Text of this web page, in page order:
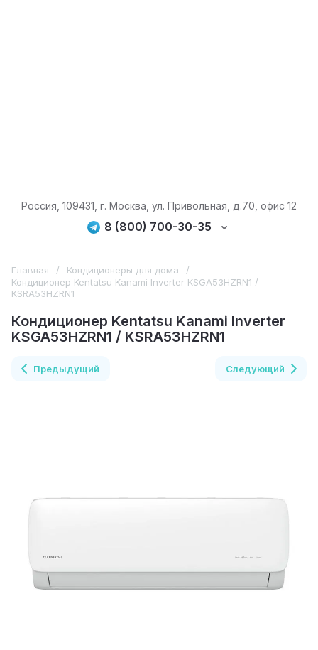
Россия, 109431, г. Москва, ул. Привольная, д.70, офис 12
8 (800) 700-30-35
Главная / Кондиционеры для дома
/
Кондиционер Kentatsu Kanami Inverter KSGA53HZRN1 /
KSRA53HZRN1
Кондиционер Kentatsu Kanami Inverter
KSGA53HZRN1 / KSRA53HZRN1
Предыдущий Следующий